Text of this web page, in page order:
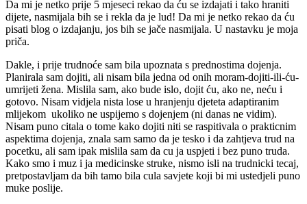
Da mi je netko prije 5 mjeseci rekao da ću se izdajati i tako hraniti
dijete, nasmijala bih se i rekla da je lud! Da mi je netko rekao da ću
pisati blog o izdajanju, jos bih se jače nasmijala. U nastavku je moja
priča.
Dakle, i prije trudnoće sam bila upoznata s prednostima dojenja.
Planirala sam dojiti, ali nisam bila jedna od onih moram-dojiti-ili-ću-
umrijeti žena. Mislila sam, ako bude islo, dojit ću, ako ne, neću i
gotovo. Nisam vidjela nista lose u hranjenju djeteta adaptiranim
mlijekom ukoliko ne uspijemo s dojenjem (ni danas ne vidim).
Nisam puno citala o tome kako dojiti niti se raspitivala o prakticnim
aspektima dojenja, znala sam samo da je tesko i da zahtjeva trud na
pocetku, ali sam ipak mislila sam da cu ja uspjeti i bez puno truda.
Kako smo i muz i ja medicinske struke, nismo isli na trudnicki tecaj,
pretpostavljam da bih tamo bila cula savjete koji bi mi ustedjeli puno
muke poslije.